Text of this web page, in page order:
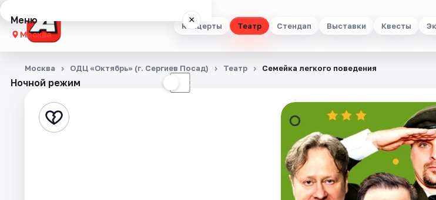
Концерты Театр Стендап Выставки Квесты
Меню ×
Москва
Концерты
Стендап
Ночной режим ☾
Москва ОДЦ «Октябрь» (г. Сергиев Посад) Театр Семейка легкого поведения